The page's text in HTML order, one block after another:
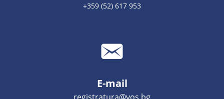
+359 (52) 617 953
E-mail
registratura@vos.bg